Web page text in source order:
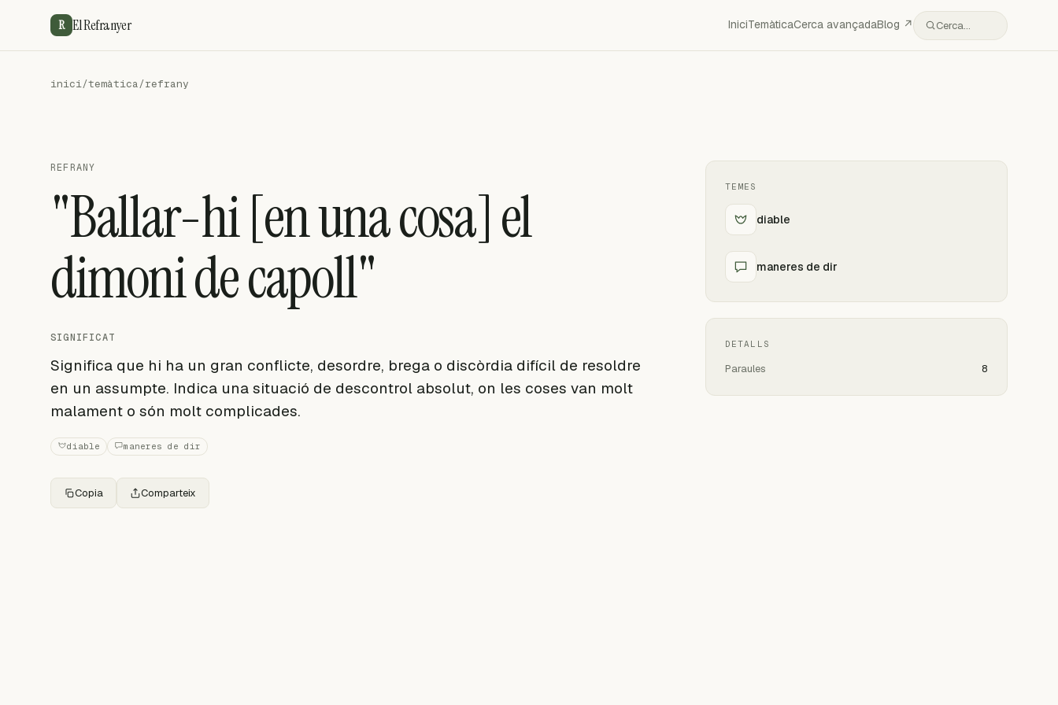
R El Refranyer IniciTemàticaCerca avançadaBlog ↗ Cerca…
inici/temàtica/refrany
REFRANY
"Ballar-hi [en una cosa] el
dimoni de capoll"
SIGNIFICAT
Significa que hi ha un gran conflicte, desordre, brega o discòrdia difícil de resoldre
en un assumpte. Indica una situació de descontrol absolut, on les coses van molt
malament o són molt complicades.
diable maneres de dir
Copia Comparteix
TEMES
diable
maneres de dir
DETALLS
Paraules 8